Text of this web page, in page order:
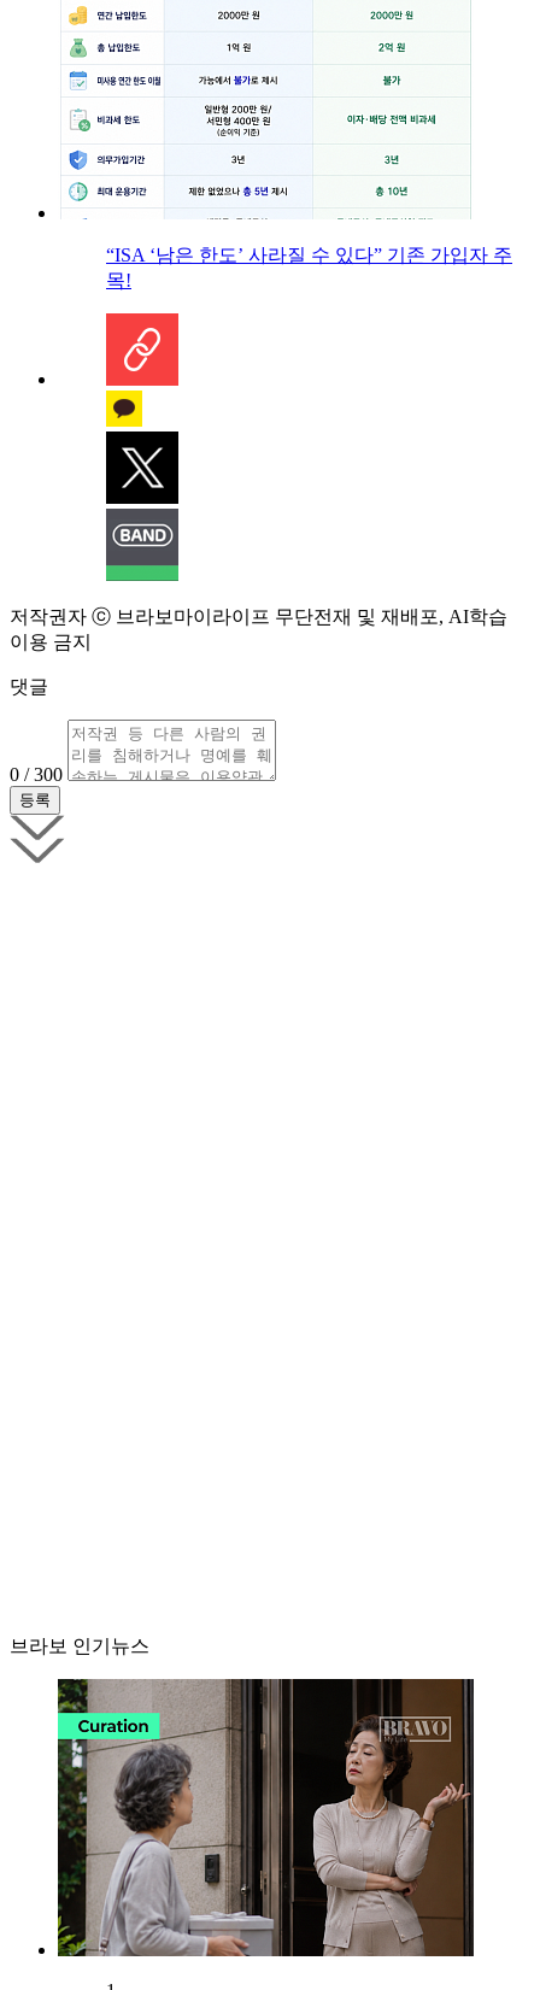
“ISA ‘남은 한도’ 사라질 수 있다” 기존 가입자 주
목!
저작권자 ⓒ 브라보마이라이프 무단전재 및 재배포, AI학습
이용 금지
댓글
0 / 300
브라보 인기뉴스